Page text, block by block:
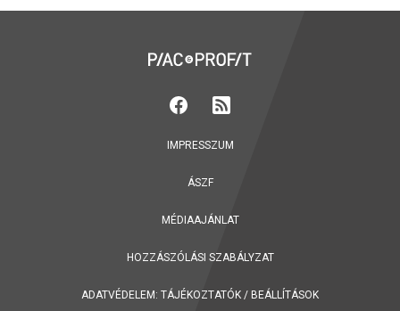
IMPRESSZUM
ÁSZF
MÉDIAAJÁNLAT
HOZZÁSZÓLÁSI SZABÁLYZAT
ADATVÉDELEM: TÁJÉKOZTATÓK / BEÁLLÍTÁSOK